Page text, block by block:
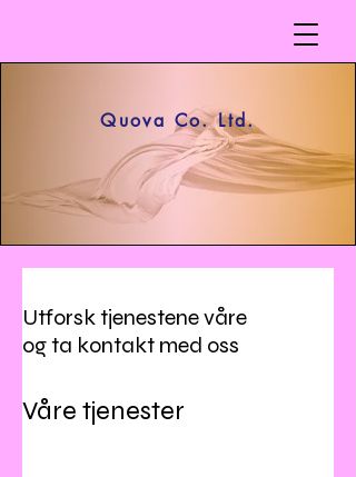
Quova Co. Ltd.
Utforsk tjenestene våre
og ta kontakt med oss
Våre tjenester